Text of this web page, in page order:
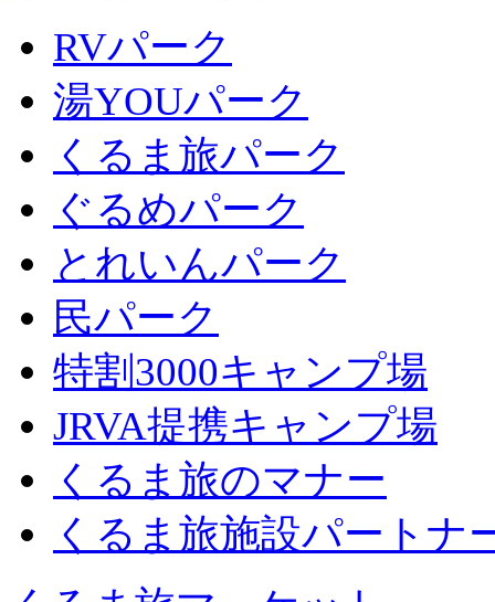
RVパーク
湯YOUパーク
くるま旅パーク
ぐるめパーク
とれいんパーク
民パーク
特割3000キャンプ場
JRVA提携キャンプ場
くるま旅のマナー
くるま旅施設パートナ